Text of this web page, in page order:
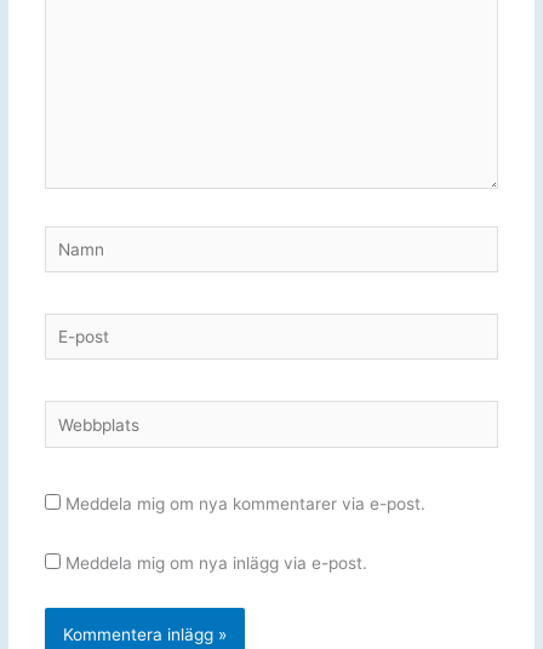
Namn
E-
post
Webbplats
Meddela mig om nya kommentarer via e-post.
Meddela mig om nya inlägg via e-post.